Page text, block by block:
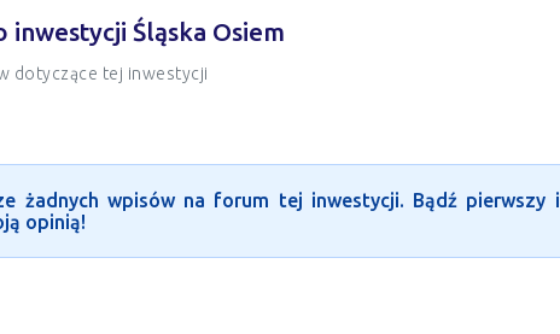
inwestycji Śląska Osiem
dotyczące tej inwestycji
żadnych wpisów na forum tej inwestycji. Bądź pierwszy i
opinią!